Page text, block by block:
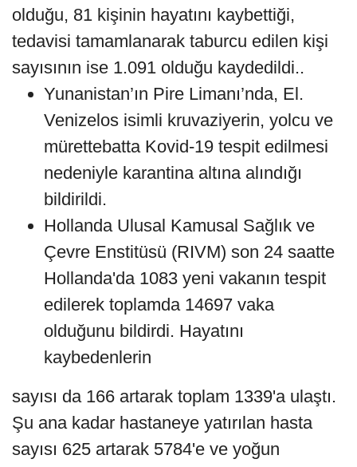
olduğu, 81 kişinin hayatını kaybettiği,
tedavisi tamamlanarak taburcu edilen kişi
sayısının ise 1.091 olduğu kaydedildi..
Yunanistan’ın Pire Limanı’nda, El.
Venizelos isimli kruvaziyerin, yolcu ve
mürettebatta Kovid-19 tespit edilmesi
nedeniyle karantina altına alındığı
bildirildi.
Hollanda Ulusal Kamusal Sağlık ve
Çevre Enstitüsü (RIVM) son 24 saatte
Hollanda'da 1083 yeni vakanın tespit
edilerek toplamda 14697 vaka
olduğunu bildirdi. Hayatını
kaybedenlerin
sayısı da 166 artarak toplam 1339'a ulaştı.
Şu ana kadar hastaneye yatırılan hasta
sayısı 625 artarak 5784'e ve yoğun